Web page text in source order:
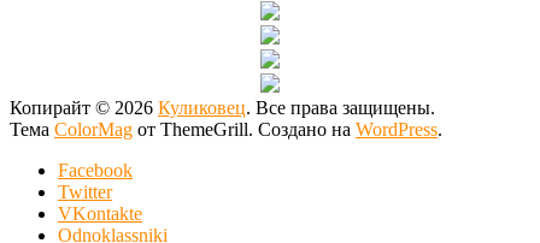
Копирайт © 2026 Куликовец. Все права защищены.
Тема ColorMag от ThemeGrill. Создано на WordPress.
Facebook
Twitter
VKontakte
Odnoklassniki